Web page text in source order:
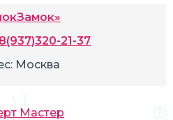
8(937)320-21-37
Москва
Мастер